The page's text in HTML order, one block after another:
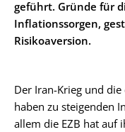
geführt. Gründe für
Inflationssorgen,
Risikoaversion.
Der Iran-Krieg und
haben zu steigenden
allem die EZB hat auf